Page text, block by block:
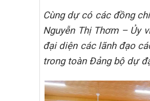
Cùng dự có các đồng
Nguyễn Thị Thơm – Ủy
đại diện các lãnh đạo
trong toàn Đảng bộ dự